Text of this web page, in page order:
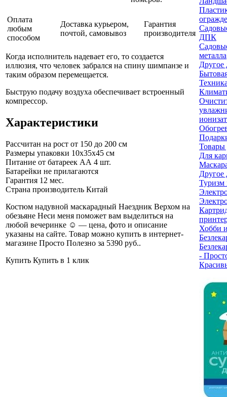
Оплата
любым
способом
Доставка курьером,
почтой, самовывоз
Гарантия
производителя
Когда исполнитель надевает его, то создается
иллюзия, что человек забрался на спину шимпанзе и
таким образом перемещается.
Быструю подачу воздуха обеспечивает встроенный
компрессор.
Характеристики
Рассчитан на рост от 150 до 200 см
Размеры упаковки 10x35x45 см
Питание от батареек АА 4 шт.
Батарейки не прилагаются
Гарантия 12 мес.
Страна производитель Китай
Костюм надувной маскарадный Наездник Верхом на
обезьяне Неси меня поможет вам выделиться на
любой вечеринке ☺ — цена, фото и описание
указаны на сайте. Товар можно купить в интернет-
магазине Просто Полезно за 5390 руб..
Купить Купить в 1 клик
ДПК
металла
Другое
Товары
Для
Другое
Туризм
Хобби
-